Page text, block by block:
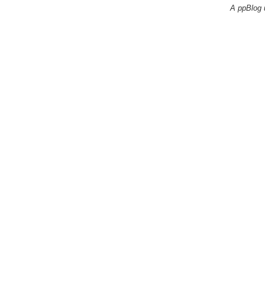
A ppBlog